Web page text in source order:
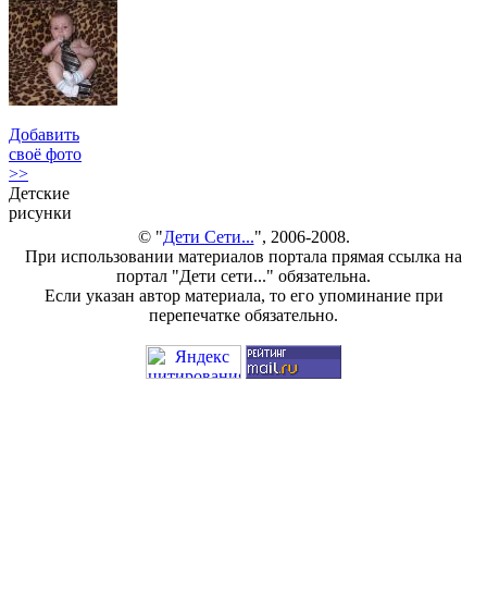
Добавить
своё фото
>>
Детские
рисунки
© "Дети Сети...", 2006-2008.
При использовании материалов портала прямая ссылка на
портал "Дети сети..." обязательна.
Если указан автор материала, то его упоминание при
перепечатке обязательно.